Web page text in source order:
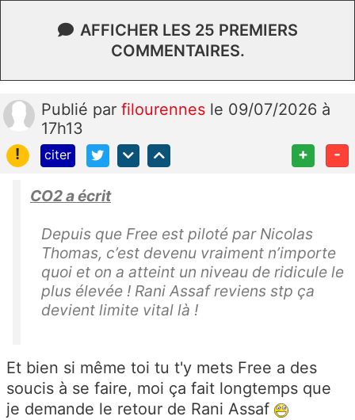
AFFICHER LES 25 PREMIERS
COMMENTAIRES.
Publié par filourennes le 09/07/2026 à
17h13
!
citer + -
CO2 a écrit
Depuis que Free est piloté par Nicolas
Thomas, c’est devenu vraiment n’importe
quoi et on a atteint un niveau de ridicule le
plus élevée ! Rani Assaf reviens stp ça
devient limite vital là !
Et bien si même toi tu t'y mets Free a des
soucis à se faire, moi ça fait longtemps que
je demande le retour de Rani Assaf